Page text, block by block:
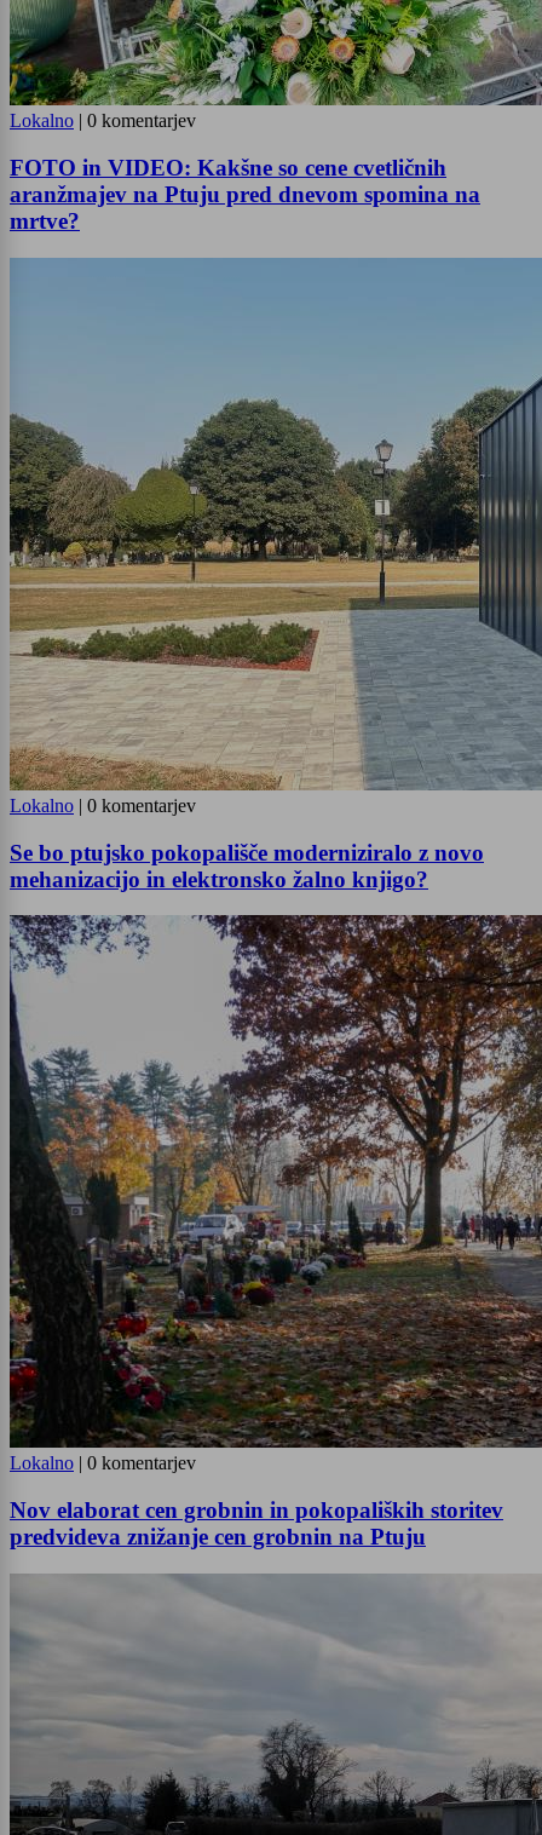
Lokalno | 0 komentarjev
FOTO in VIDEO: Kakšne so cene cvetličnih
aranžmajev na Ptuju pred dnevom spomina na
mrtve?
Lokalno | 0 komentarjev
Se bo ptujsko pokopališče moderniziralo z novo
mehanizacijo in elektronsko žalno knjigo?
Lokalno | 0 komentarjev
Nov elaborat cen grobnin in pokopaliških storitev
predvideva znižanje cen grobnin na Ptuju